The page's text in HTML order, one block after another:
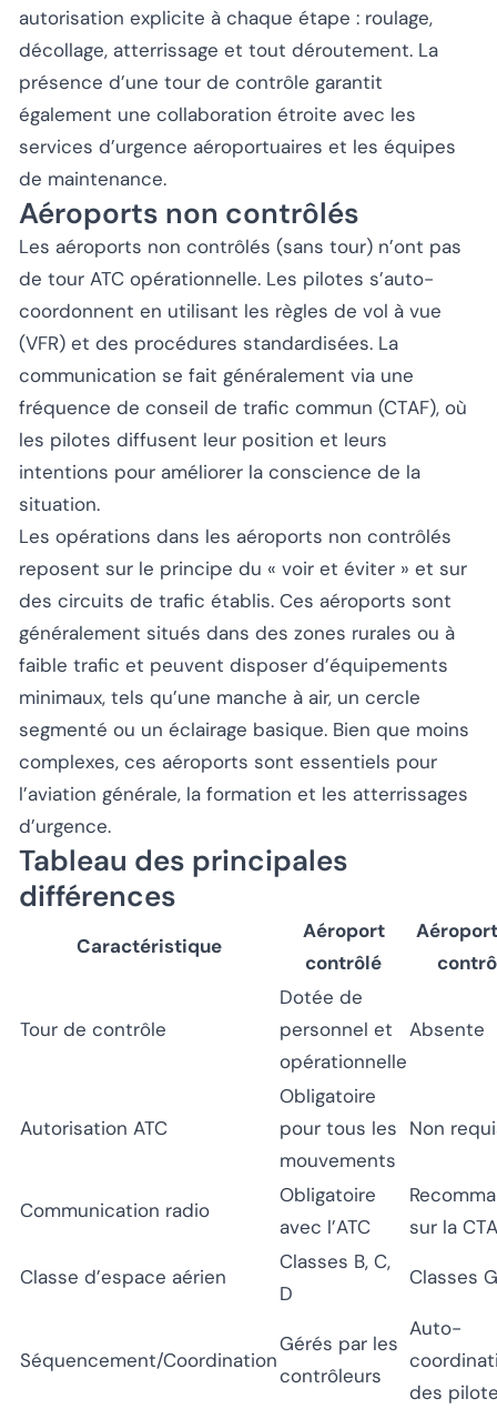
autorisation explicite à chaque étape : roulage,
décollage, atterrissage et tout déroutement. La
présence d’une tour de contrôle garantit
également une collaboration étroite avec les
services d’urgence aéroportuaires et les équipes
de maintenance.
Aéroports non contrôlés
Les aéroports non contrôlés (sans tour) n’ont pas
de tour ATC opérationnelle. Les pilotes s’auto-
coordonnent en utilisant les règles de vol à vue
(VFR) et des procédures standardisées. La
communication se fait généralement via une
fréquence de conseil de trafic commun (CTAF), où
les pilotes diffusent leur position et leurs
intentions pour améliorer la conscience de la
situation.
Les opérations dans les aéroports non contrôlés
reposent sur le principe du « voir et éviter » et sur
des circuits de trafic établis. Ces aéroports sont
généralement situés dans des zones rurales ou à
faible trafic et peuvent disposer d’équipements
minimaux, tels qu’une manche à air, un cercle
segmenté ou un éclairage basique. Bien que moins
complexes, ces aéroports sont essentiels pour
l’aviation générale, la formation et les atterrissages
d’urgence.
Tableau des principales
différences
Caractéristique
Aéroport
contrôlé
Tour de contrôle
Dotée de
personnel et
opérationnelle
Absente
Autorisation ATC
Obligatoire
pour tous les
mouvements
Non
Communication radio
Obligatoire
avec l’ATC
sur la
Classe d’espace aérien
Classes B, C,
D
Classes
Séquencement/Coordination
Gérés par les
contrôleurs
Auto-
des